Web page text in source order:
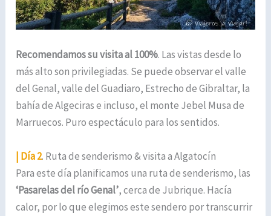
Recomendamos su visita al 100%. Las vistas desde lo
más alto son privilegiadas. Se puede observar el valle
del Genal, valle del Guadiaro, Estrecho de Gibraltar, la
bahía de Algeciras e incluso, el monte Jebel Musa de
Marruecos. Puro espectáculo para los sentidos.
| Día 2. Ruta de senderismo & visita a Algatocín
Para este día planificamos una ruta de senderismo, las
‘Pasarelas del río Genal’, cerca de Jubrique. Hacía
calor, por lo que elegimos este sendero por transcurrir